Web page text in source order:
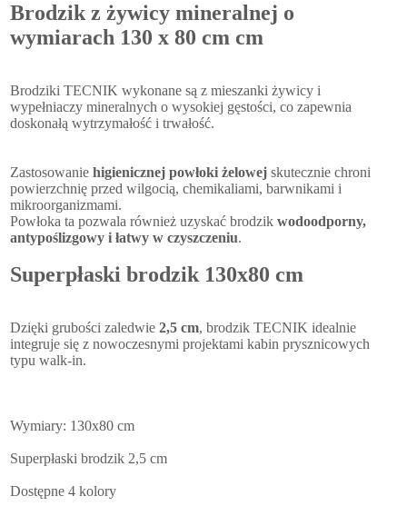
Brodzik z żywicy mineralnej o
wymiarach 130 x 80 cm cm
Brodziki TECNIK wykonane są z mieszanki żywicy i
wypełniaczy mineralnych o wysokiej gęstości, co zapewnia
doskonałą wytrzymałość i trwałość.
Zastosowaniehigienicznej powłoki żelowej skutecznie chroni
powierzchnię przed wilgocią, chemikaliami, barwnikami i
mikroorganizmami.
Powłoka ta pozwala również uzyskać brodzikwodoodporny,
antypoślizgowy i łatwy w czyszczeniu.
Superpłaski brodzik 130x80 cm
Dzięki grubości zaledwie2,5 cm, brodzik TECNIK idealnie
integruje się z nowoczesnymi projektami kabin prysznicowych
typu walk-in.
Wymiary: 130x80 cm
Superpłaski brodzik 2,5 cm
Dostępne 4 kolory